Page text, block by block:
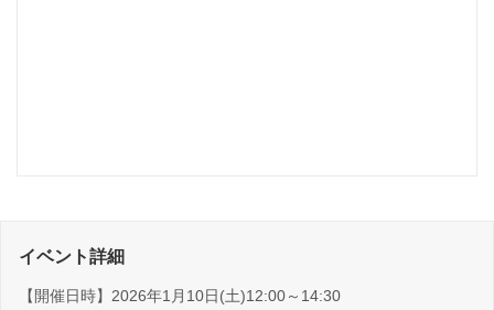
イベント詳細
【開催日時】2026年1月10日(土)12:00～14:30